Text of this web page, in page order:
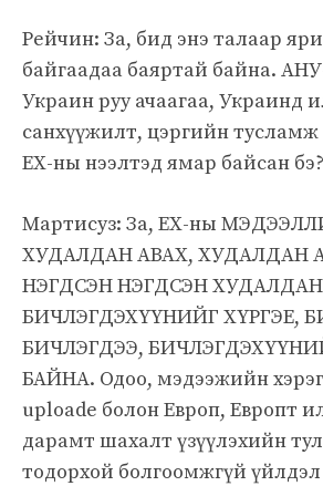
Рейчин: За, бид энэ талаар
байгаадаа баяртай байна.
Украин руу ачаагаа, Украинд
санхүүжилт, цэргийн тусламж
ЕХ-ны нээлтэд ямар байсан бэ?
Мартисуз: За, ЕХ-ны
ХУДАЛДАН АВАХ, ХУДАЛДАН
НЭГДСЭН НЭГДСЭН
БИЧЛЭГДЭХҮҮНИЙГ ХҮРГЭЕ,
БИЧЛЭГДЭЭ,
БАЙНА. Одоо, мэдээжийн
uploade болон Европ, Европт
дарамт шахалт үзүүлэхийн
тодорхой болгоомжгүй